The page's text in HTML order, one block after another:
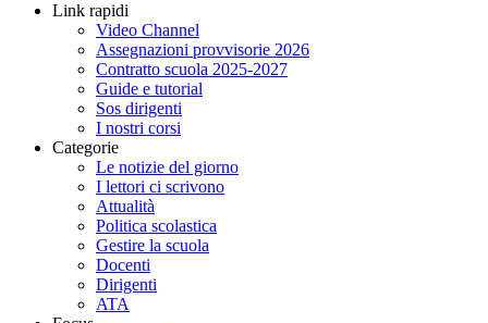
Link rapidi
Video Channel
Assegnazioni provvisorie 2026
Contratto scuola 2025-2027
Guide e tutorial
Sos dirigenti
I nostri corsi
Categorie
Le notizie del giorno
I lettori ci scrivono
Attualità
Politica scolastica
Gestire la scuola
Docenti
Dirigenti
ATA